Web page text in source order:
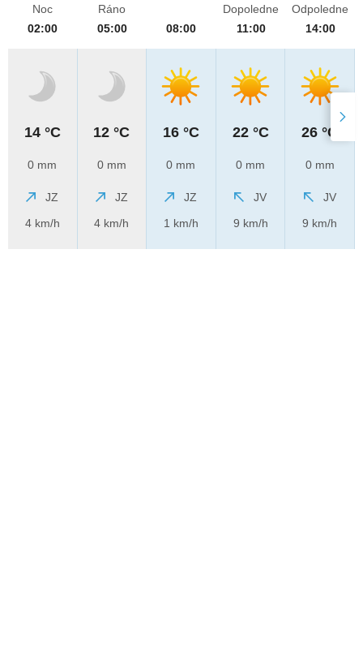
Noc
02:00
14 °C
0 mm
JZ
4 km/h
Ráno
05:00
12 °C
0 mm
JZ
4 km/h
08:00
16 °C
0 mm
JZ
1 km/h
Dopoledne
11:00
22 °C
0 mm
JV
9 km/h
Odpoledne
14:00
26 °C
0 mm
JV
9 km/h